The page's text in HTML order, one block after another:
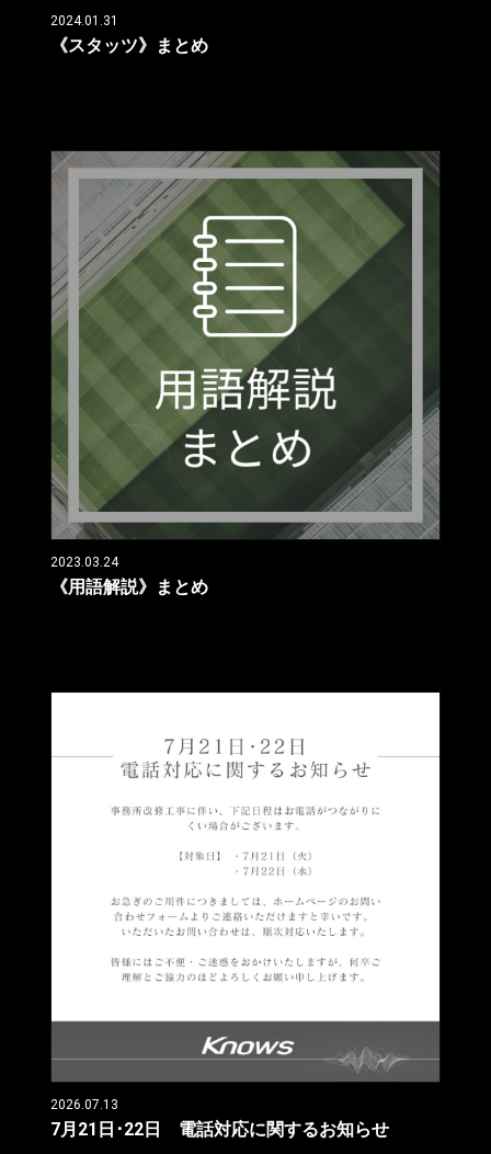
2024.01.31
《スタッツ》まとめ
2023.03.24
《用語解説》まとめ
2026.07.13
7月21日･22日 電話対応に関するお知らせ